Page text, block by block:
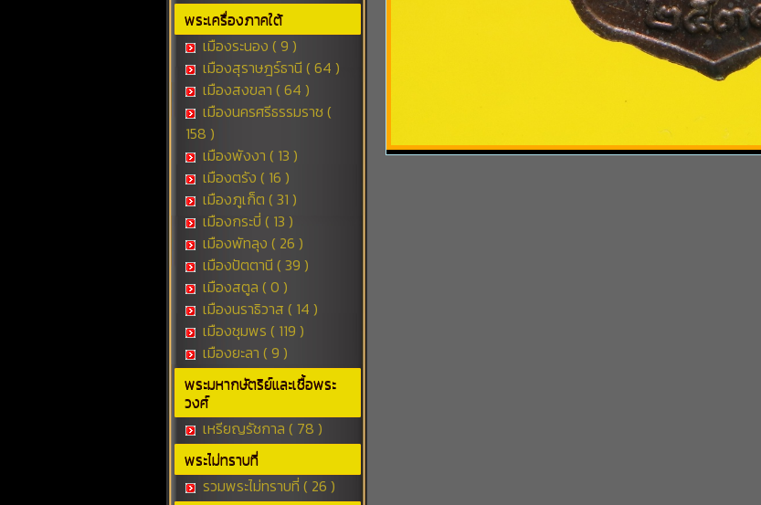
พระเครื่องภาคใต้
เมืองระนอง ( 9 )
เมืองสุราษฎร์ธานี ( 64 )
เมืองสงขลา ( 64 )
เมืองนครศรีธรรมราช (
158 )
เมืองพังงา ( 13 )
เมืองตรัง ( 16 )
เมืองภูเก็ต ( 31 )
เมืองกระบี่ ( 13 )
เมืองพัทลุง ( 26 )
เมืองปัตตานี ( 39 )
เมืองสตูล ( 0 )
เมืองนราธิวาส ( 14 )
เมืองชุมพร ( 119 )
เมืองยะลา ( 9 )
พระมหากษัตริย์และเชื้อพระ
วงศ์
เหรียญรัชกาล ( 78 )
พระไม่ทราบที่
รวมพระไม่ทราบที่ ( 26 )